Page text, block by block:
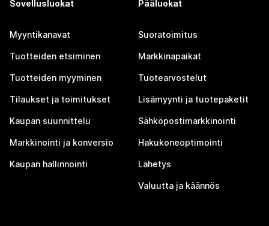
Sovellusluokat
Myyntikanavat
Tuotteiden etsiminen
Tuotteiden myyminen
Tilaukset ja toimitukset
Kaupan suunnittelu
Markkinointi ja konversio
Kaupan hallinnointi
Pääluokat
Suoratoimitus
Markkinapaikat
Tuotearvostelut
Lisämyynti ja tuotepaketit
Sähköpostimarkkinointi
Hakukoneoptimointi
Lähetys
Valuutta ja käännös